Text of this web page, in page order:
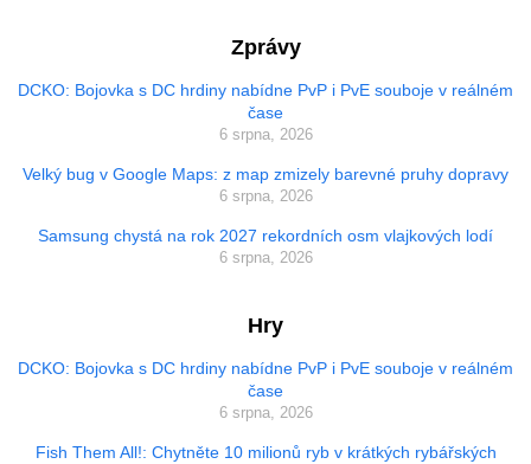
Zprávy
DCKO: Bojovka s DC hrdiny nabídne PvP i PvE souboje v reálném
čase
6 srpna, 2026
Velký bug v Google Maps: z map zmizely barevné pruhy dopravy
6 srpna, 2026
Samsung chystá na rok 2027 rekordních osm vlajkových lodí
6 srpna, 2026
Hry
DCKO: Bojovka s DC hrdiny nabídne PvP i PvE souboje v reálném
čase
6 srpna, 2026
Fish Them All!: Chytněte 10 milionů ryb v krátkých rybářských